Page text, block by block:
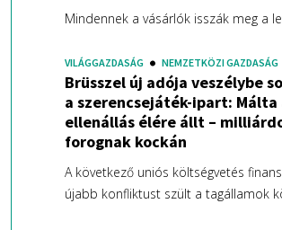
Mindennek a vásárlók isszák meg a
VILÁGGAZDASÁG NEMZETKÖZI GAZDASÁG
Brüsszel új adója veszélybe
a szerencsejáték-ipart: Málta
ellenállás élére állt –
forognak kockán
A következő uniós költségvetés
újabb konfliktust szült a tagállamok